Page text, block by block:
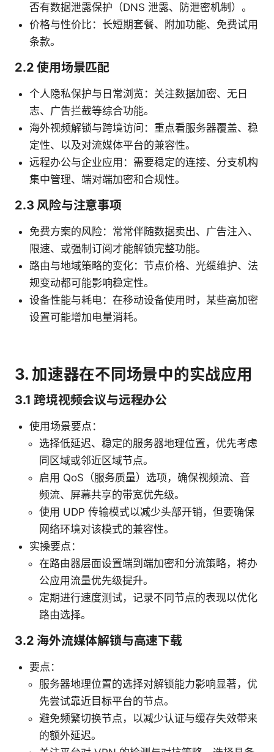
否有数据泄露保护（DNS 泄露、防泄密机制）。
价格与性价比：长短期套餐、附加功能、免费试用
条款。
2.2 使用场景匹配
个人隐私保护与日常浏览：关注数据加密、无日
志、广告拦截等综合功能。
海外视频解锁与跨境访问：重点看服务器覆盖、稳
定性、以及对流媒体平台的兼容性。
远程办公与企业应用：需要稳定的连接、分支机构
集中管理、端对端加密和合规性。
2.3 风险与注意事项
免费方案的风险：常常伴随数据卖出、广告注入、
限速、或强制订阅才能解锁完整功能。
路由与地域策略的变化：节点价格、光缆维护、法
规变动都可能影响稳定性。
设备性能与耗电：在移动设备使用时，某些高加密
设置可能增加电量消耗。
3. 加速器在不同场景中的实战应用
3.1 跨境视频会议与远程办公
使用场景要点：
选择低延迟、稳定的服务器地理位置，优先考虑
同区域或邻近区域节点。
启用 QoS（服务质量）选项，确保视频流、音
频流、屏幕共享的带宽优先级。
使用 UDP 传输模式以减少头部开销，但要确保
网络环境对该模式的兼容性。
实操要点：
在路由器层面设置端到端加密和分流策略，将办
公应用流量优先级提升。
定期进行速度测试，记录不同节点的表现以优化
路由选择。
3.2 海外流媒体解锁与高速下载
要点：
服务器地理位置的选择对解锁能力影响显著，优
先尝试靠近目标平台的节点。
避免频繁切换节点，以减少认证与缓存失效带来
的额外延迟。